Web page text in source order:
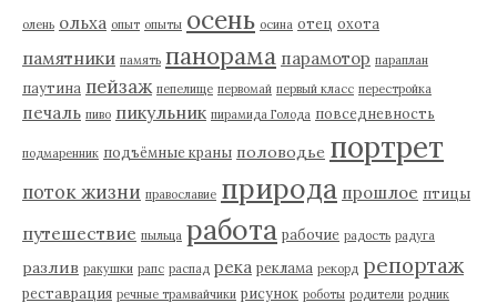
олень ольха опыт опыты осень осина отец охота
памятники память панорама парамотор параплан
паутина пейзаж пепелище первомай первый класс перестройка
печаль пиво пикульник пирамида Голода повседневность
подмаренник подъёмные краны половодье портрет
поток жизни православие природа прошлое птицы
путешествие пыльца работа рабочие радость радуга
разлив ракушки рапс распад река реклама рекорд репортаж
реставрация речные трамвайчики рисунок роботы родители родник